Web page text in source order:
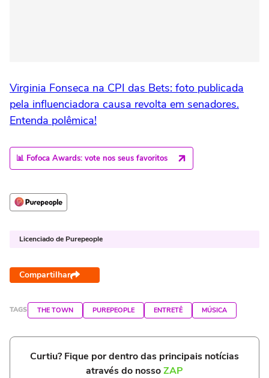
Virginia Fonseca na CPI das Bets: foto publicada
pela influenciadora causa revolta em senadores.
Entenda polêmica!
📊 Fofoca Awards: vote nos seus favoritos
Licenciado de Purepeople
Compartilhar
TAGS THE TOWN PUREPEOPLE ENTRETÊ MÚSICA
Curtiu? Fique por dentro das principais notícias
através do nossoZAP